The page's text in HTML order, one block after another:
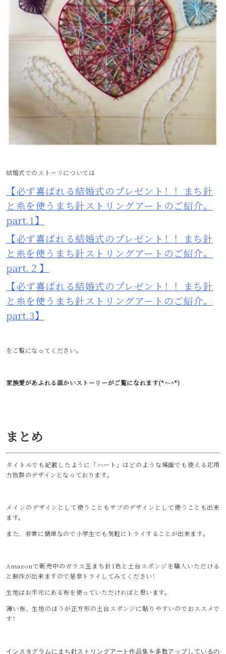
結婚式でのストーリについては
【必ず喜ばれる結婚式のプレゼント！！まち針
と糸を使うまち針ストリングアートのご紹介。
part.1】
【必ず喜ばれる結婚式のプレゼント！！まち針
と糸を使うまち針ストリングアートのご紹介。
part.２】
【必ず喜ばれる結婚式のプレゼント！！まち針
と糸を使うまち針ストリングアートのご紹介。
part.3】
をご覧になってください。
家族愛があふれる温かいストーリーがご覧になれます(*^-^*)
まとめ
タイトルでも記載したように「ハート」はどのような場面でも使える応用
力抜群のデザインとなっております。
メインのデザインとして使うこともサブのデザインとして使うことも出来
ます。
また、非常に簡単なので小学生でも気軽にトライすることが出来ます。
Amazonで販売中のガラス玉まち針1色と土台スポンジを購入いただける
と制作が出来ますので是非トライしてみてください！
生地はお手元にある布を使っていただければと思います。
薄い布、生地のほうが正方形の土台スポンジに貼りやすいのでおススメで
す！
インスタグラムにまち針ストリングアート作品集を多数アップしているの